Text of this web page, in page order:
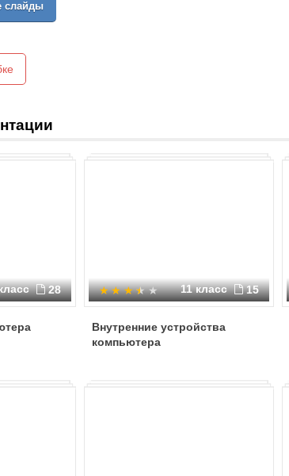
слайды
28 11 класс 15
Внутренние устройства
компьютера